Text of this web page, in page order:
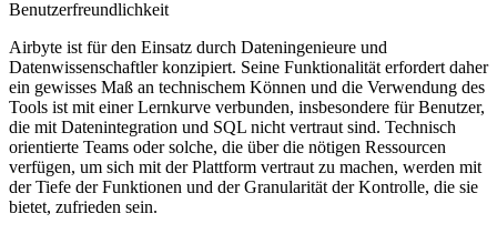
Benutzerfreundlichkeit
Airbyte ist für den Einsatz durch Dateningenieure und
Datenwissenschaftler konzipiert. Seine Funktionalität erfordert daher
ein gewisses Maß an technischem Können und die Verwendung des
Tools ist mit einer Lernkurve verbunden, insbesondere für Benutzer,
die mit Datenintegration und SQL nicht vertraut sind. Technisch
orientierte Teams oder solche, die über die nötigen Ressourcen
verfügen, um sich mit der Plattform vertraut zu machen, werden mit
der Tiefe der Funktionen und der Granularität der Kontrolle, die sie
bietet, zufrieden sein.